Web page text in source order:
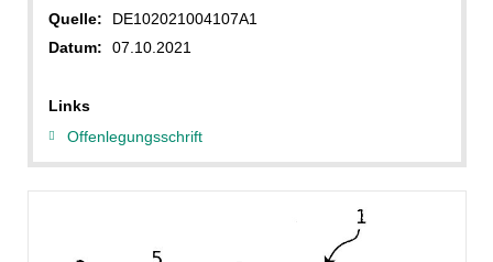
Quelle:
DE102021004107A1
Datum:
07.10.2021
Links
Offenlegungsschrift